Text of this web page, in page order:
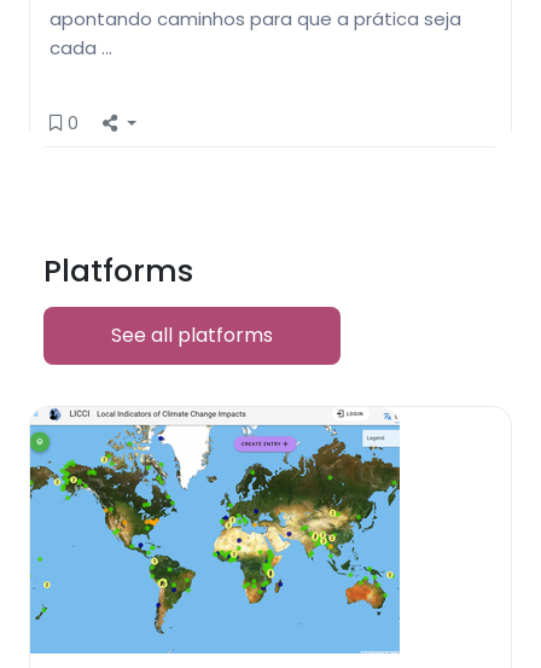
apontando caminhos para que a prática seja
cada …
0
Platforms
See all platforms